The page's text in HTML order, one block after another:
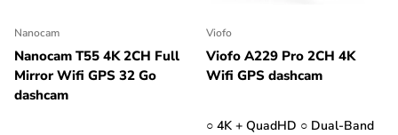
Nanocam
Nanocam T55 4K 2CH Full
Mirror Wifi GPS 32 Go
dashcam
Viofo
Viofo A229 Pro 2CH 4K
Wifi GPS dashcam
○ 4K + QuadHD ○ Dual-Band